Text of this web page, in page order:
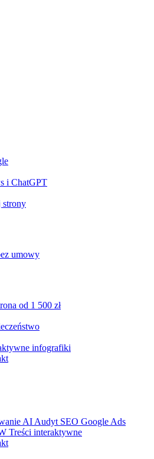
i ChatGPT
strony
umowy
od 1 500 zł
infografiki
AI Audyt SEO Google Ads
Treści interaktywne